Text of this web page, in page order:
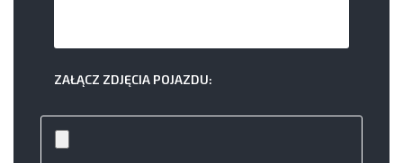
ZAŁĄCZ ZDJĘCIA POJAZDU: